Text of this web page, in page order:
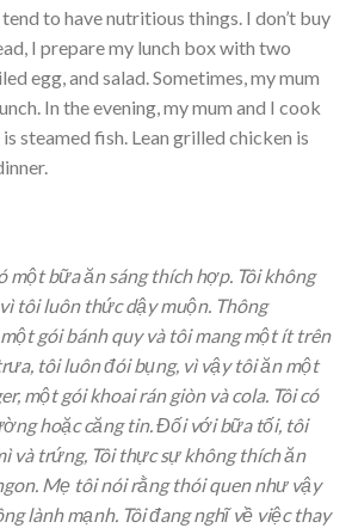
to have nutritious things. I don’t buy
I prepare my lunch box with two
egg, and salad. Sometimes, my mum
In the evening, my mum and I cook
steamed fish. Lean grilled chicken is
một bữa ăn sáng thích hợp. Tôi không
tôi luôn thức dậy muộn. Thông
gói bánh quy và tôi mang một ít trên
tôi luôn đói bụng, vì vậy tôi ăn một
một gói khoai rán giòn và cola. Tôi có
hoặc căng tin. Đối với bữa tối, tôi
và trứng, Tôi thực sự không thích ăn
Mẹ tôi nói rằng thói quen như vậy
lành mạnh. Tôi đang nghĩ về việc thay